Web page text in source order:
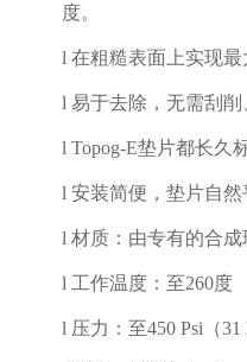
度。
l 在粗糙表面上实现
l 易于去除，无需刮
l Topog-E垫片都长久
l 安装简便，垫片自
l 材质：由专有的合
l 工作温度：至260度
l 压力：至450 Psi （31